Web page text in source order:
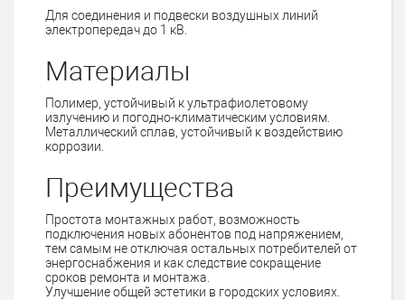
Для соединения и подвески воздушных линий
электропередач до 1 кВ.
Материалы
Полимер, устойчивый к ультрафиолетовому
излучению и погодно-климатическим условиям.
Металлический сплав, устойчивый к воздействию
коррозии.
Преимущества
Простота монтажных работ, возможность
подключения новых абонентов под напряжением,
тем самым не отключая остальных потребителей от
энергоснабжения и как следствие сокращение
сроков ремонта и монтажа.
Улучшение общей эстетики в городских условиях.